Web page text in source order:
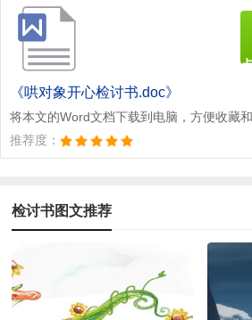
《哄对象开心检讨书.doc》
将本文的Word文档下载到电脑，方便收藏
推荐度：
检讨书图文推荐